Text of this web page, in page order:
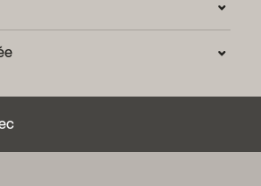
documentation
et droits d’auteur (FAQ)